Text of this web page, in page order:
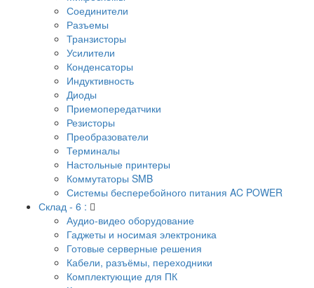
Соединители
Разъемы
Транзисторы
Усилители
Конденсаторы
Индуктивность
Диоды
Приемопередатчики
Резисторы
Преобразователи
Терминалы
Настольные принтеры
Коммутаторы SMB
Системы бесперебойного питания AC POWER
Склад - 6 :
Аудио-видео оборудование
Гаджеты и носимая электроника
Готовые серверные решения
Кабели, разъёмы, переходники
Комплектующие для ПК